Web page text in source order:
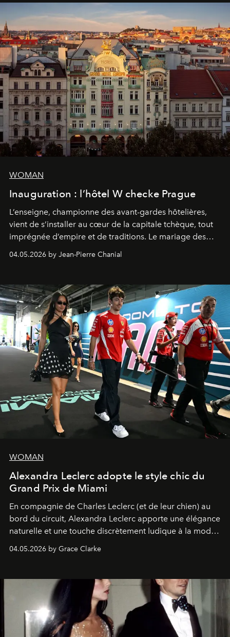
WOMAN
Inauguration : l’hôtel W checke Prague
L’enseigne, championne des avant-gardes hôtelières,
vient de s’installer au cœur de la capitale tchèque, tout
imprégnée d’empire et de traditions. Le mariage des
extrêmes fait merveille.
04.05.2026 by Jean-Pierre Chanial
WOMAN
Alexandra Leclerc adopte le style chic du
Grand Prix de Miami
En compagnie de Charles Leclerc (et de leur chien) au
bord du circuit, Alexandra Leclerc apporte une élégance
naturelle et une touche discrètement ludique à la mode
de la Formule 1.
04.05.2026 by Grace Clarke